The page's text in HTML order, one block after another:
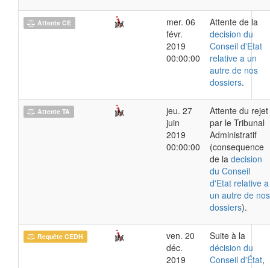
Attente CE
mer. 06
févr.
2019
00:00:00
Attente de la
decision du
Conseil d'Etat
relative a un
autre de nos
dossiers.
Attente TA
jeu. 27
juin
2019
00:00:00
Attente du rejet
par le Tribunal
Administratif
(consequence
de la decision
du Conseil
d'Etat relative a
un autre de nos
dossiers).
Requête CEDH
ven. 20
déc.
2019
Suite à la
décision du
Conseil d'État,